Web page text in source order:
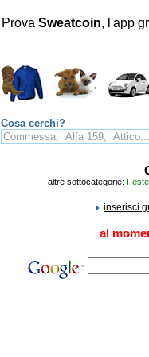
Prova Sweatcoin, l'app
Cosa cerchi?
altre sottocategorie:
inserisci
al